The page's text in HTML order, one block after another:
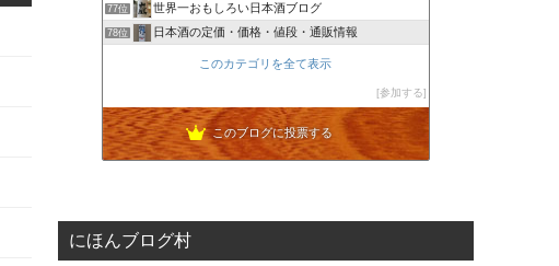
77位 世界一おもしろい日本酒ブログ
78位 日本酒の定価・価格・値段・通販情報
このカテゴリを全て表示
参加する
このブログに投票する
にほんブログ村